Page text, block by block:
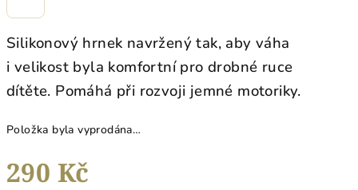
Silikonový hrnek navržený tak, aby váha
i velikost byla komfortní pro drobné ruce
dítěte. Pomáhá při rozvoji jemné motoriky.
Položka byla vyprodána…
290 Kč